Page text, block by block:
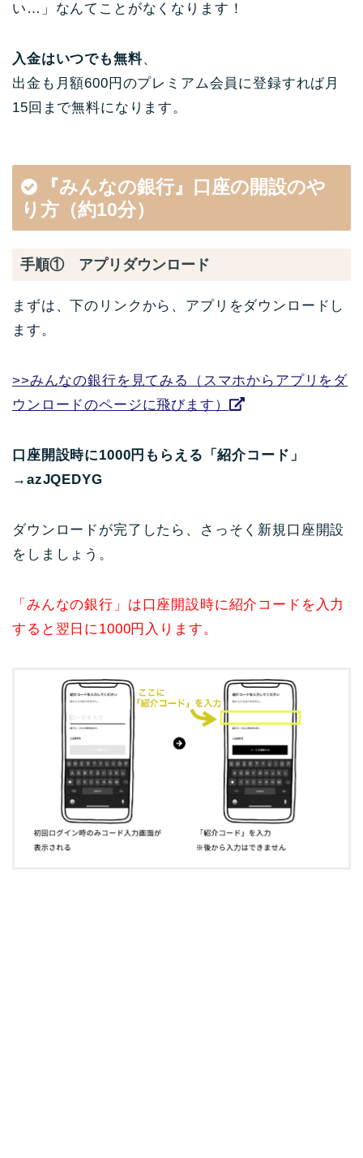
い…」なんてことがなくなります！
入金はいつでも無料、
出金も月額600円のプレミアム会員に登録すれば月
15回まで無料になります。
『みんなの銀行』口座の開設のや
り方（約10分）
手順① アプリダウンロード
まずは、下のリンクから、アプリをダウンロードし
ます。
>>みんなの銀行を見てみる（スマホからアプリをダ
ウンロードのページに飛びます）
口座開設時に1000円もらえる「紹介コード」
→azJQEDYG
ダウンロードが完了したら、さっそく新規口座開設
をしましょう。
「みんなの銀行」は口座開設時に紹介コードを入力
すると翌日に1000円入ります。